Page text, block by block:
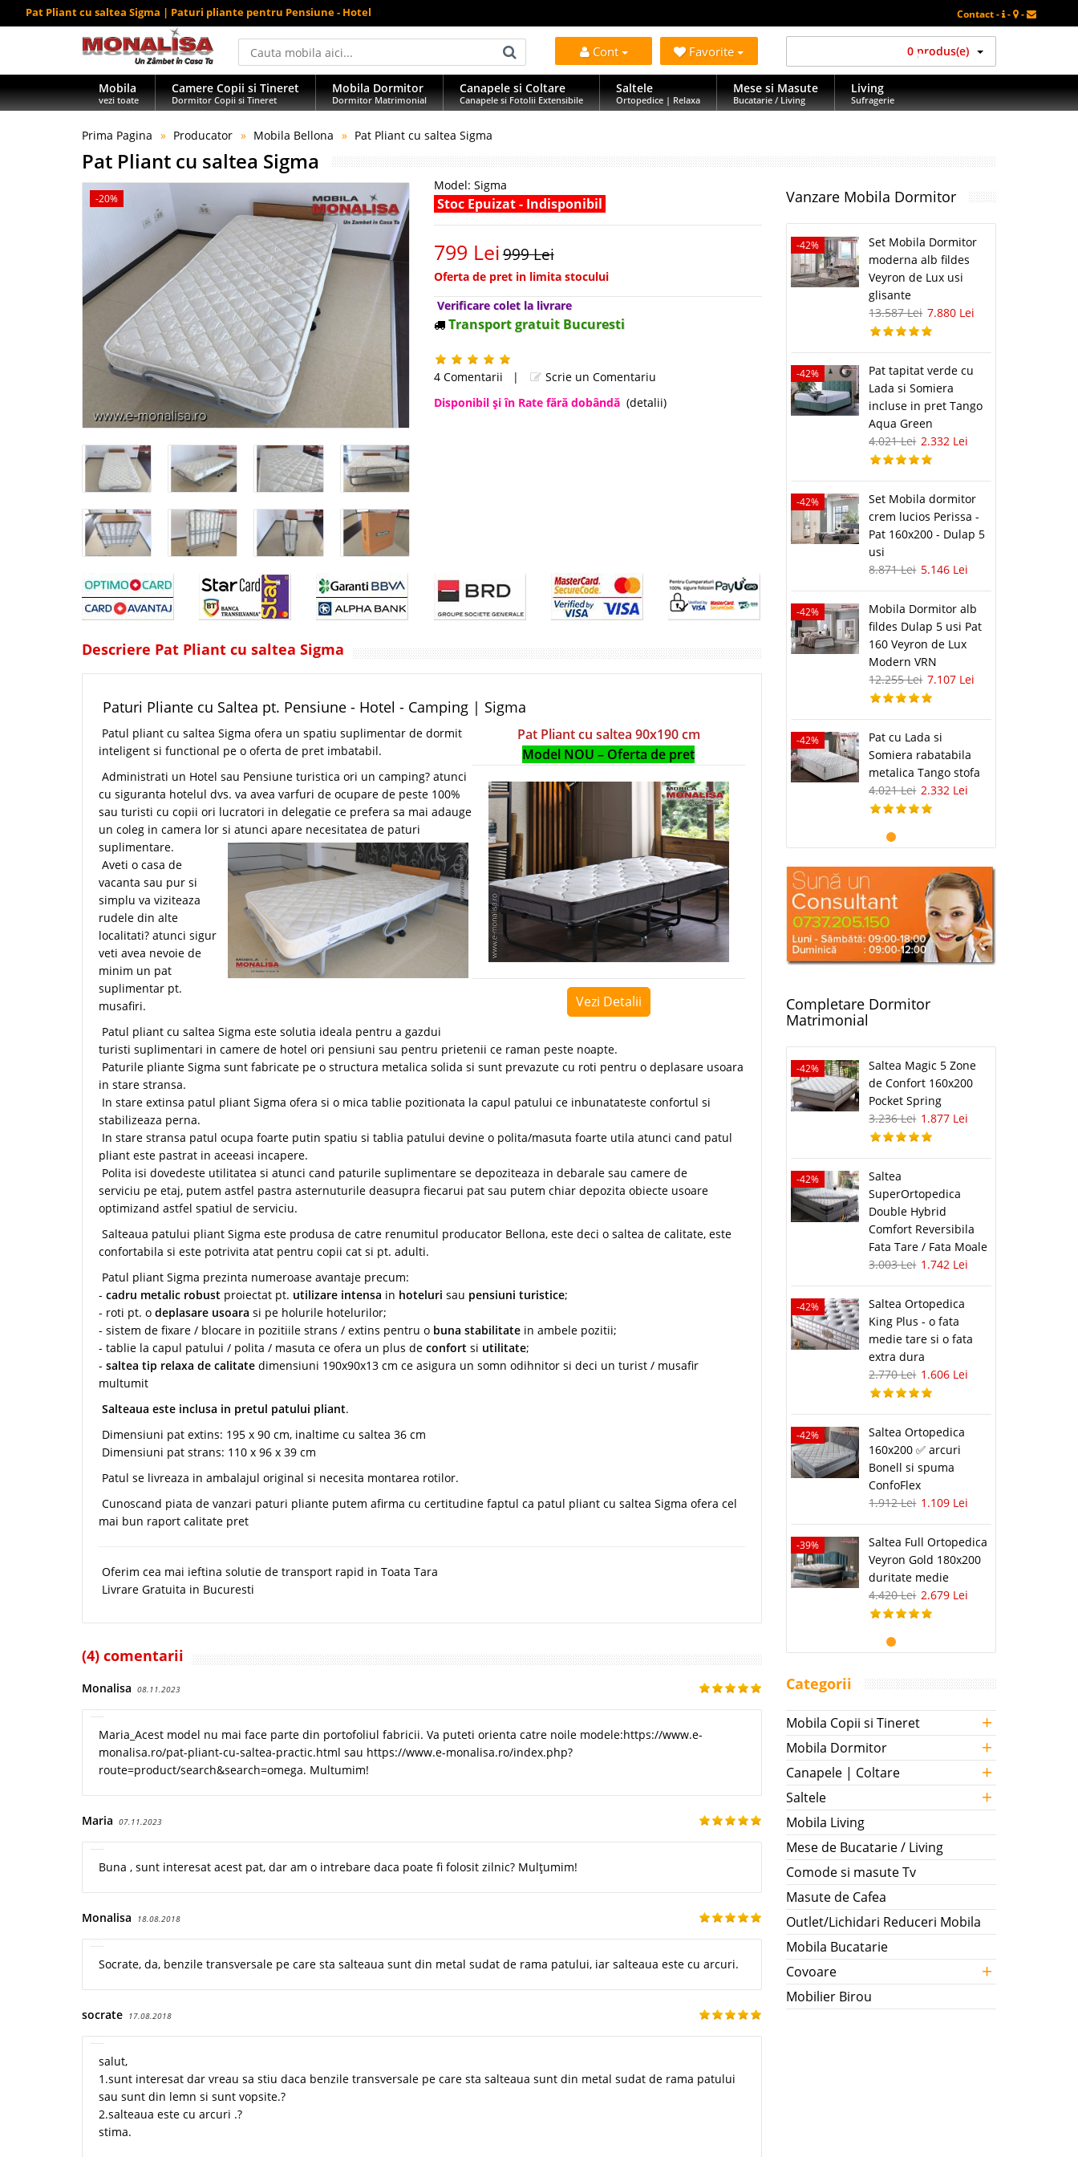
Pat Pliant cu saltea Sigma | Paturi pliante pentru Pensiune - Hotel Contact - - -
Cont Favorite 0 produs(e)
Mobila
vezi toate
Camere Copii si Tineret
Dormitor Copii si Tineret
Mobila Dormitor
Dormitor Matrimonial
Canapele si Coltare
Canapele si Fotolii Extensibile
Saltele
Ortopedice | Relaxa
Mese si Masute
Bucatarie / Living
Living
Sufragerie
Prima Pagina Producator Mobila Bellona Pat Pliant cu saltea Sigma
Pat Pliant cu saltea Sigma
-20%
Model: Sigma
Stoc Epuizat - Indisponibil
799 Lei999 Lei
Oferta de pret in limita stocului
Verificare colet la livrare
Transport gratuit Bucuresti
4 Comentarii |
Scrie un Comentariu
Disponibil şi în Rate fără dobândă (detalii)
Descriere Pat Pliant cu saltea Sigma
Paturi Pliante cu Saltea pt. Pensiune - Hotel - Camping | Sigma
Pat Pliant cu saltea 90x190 cm
Model NOU – Oferta de pret
Vezi Detalii
Patul pliant cu saltea Sigma ofera un spatiu suplimentar de dormit
inteligent si functional pe o oferta de pret imbatabil.
Administrati un Hotel sau Pensiune turistica ori un camping? atunci
cu siguranta hotelul dvs. va avea varfuri de ocupare de peste 100%
sau turisti cu copii ori lucratori in delegatie ce prefera sa mai adauge
un coleg in camera lor si atunci apare necesitatea de paturi
suplimentare.
Aveti o casa de
vacanta sau pur si
simplu va viziteaza
rudele din alte
localitati? atunci sigur
veti avea nevoie de
minim un pat
suplimentar pt.
musafiri.
Patul pliant cu saltea Sigma este solutia ideala pentru a gazdui
turisti suplimentari in camere de hotel ori pensiuni sau pentru prietenii ce raman peste noapte.
Paturile pliante Sigma sunt fabricate pe o structura metalica solida si sunt prevazute cu roti pentru o deplasare usoara
in stare stransa.
In stare extinsa patul pliant Sigma ofera si o mica tablie pozitionata la capul patului ce inbunatateste confortul si
stabilizeaza perna.
In stare stransa patul ocupa foarte putin spatiu si tablia patului devine o polita/masuta foarte utila atunci cand patul
pliant este pastrat in aceeasi incapere.
Polita isi dovedeste utilitatea si atunci cand paturile suplimentare se depoziteaza in debarale sau camere de
serviciu pe etaj, putem astfel pastra asternuturile deasupra fiecarui pat sau putem chiar depozita obiecte usoare
optimizand astfel spatiul de serviciu.
Salteaua patului pliant Sigma este produsa de catre renumitul producator Bellona, este deci o saltea de calitate, este
confortabila si este potrivita atat pentru copii cat si pt. adulti.
Patul pliant Sigma prezinta numeroase avantaje precum:
- cadru metalic robust proiectat pt. utilizare intensa in hoteluri sau pensiuni turistice;
- roti pt. o deplasare usoara si pe holurile hotelurilor;
- sistem de fixare / blocare in pozitiile strans / extins pentru o buna stabilitate in ambele pozitii;
- tablie la capul patului / polita / masuta ce ofera un plus de confort si utilitate;
- saltea tip relaxa de calitate dimensiuni 190x90x13 cm ce asigura un somn odihnitor si deci un turist / musafir
multumit
Salteaua este inclusa in pretul patului pliant.
Dimensiuni pat extins: 195 x 90 cm, inaltime cu saltea 36 cm
Dimensiuni pat strans: 110 x 96 x 39 cm
Patul se livreaza in ambalajul original si necesita montarea rotilor.
Cunoscand piata de vanzari paturi pliante putem afirma cu certitudine faptul ca patul pliant cu saltea Sigma ofera cel
mai bun raport calitate pret
Oferim cea mai ieftina solutie de transport rapid in Toata Tara
Livrare Gratuita in Bucuresti
(4) comentarii
Monalisa 08.11.2023
Maria_Acest model nu mai face parte din portofoliul fabricii. Va puteti orienta catre noile modele:https://www.e-
monalisa.ro/pat-pliant-cu-saltea-practic.html sau https://www.e-monalisa.ro/index.php?
route=product/search&search=omega. Multumim!
Maria 07.11.2023
Buna , sunt interesat acest pat, dar am o intrebare daca poate fi folosit zilnic? Mulţumim!
Monalisa 18.08.2018
Socrate, da, benzile transversale pe care sta salteaua sunt din metal sudat de rama patului, iar salteaua este cu arcuri.
socrate 17.08.2018
salut,
1.sunt interesat dar vreau sa stiu daca benzile transversale pe care sta salteaua sunt din metal sudat de rama patului
sau sunt din lemn si sunt vopsite.?
2.salteaua este cu arcuri .?
stima.
Vanzare Mobila Dormitor
-42%
Set Mobila Dormitor
moderna alb fildes
Veyron de Lux usi
glisante
13.587 Lei 7.880 Lei
-42%
Pat tapitat verde cu
Lada si Somiera
incluse in pret Tango
Aqua Green
4.021 Lei 2.332 Lei
-42%
Set Mobila dormitor
crem lucios Perissa -
Pat 160x200 - Dulap 5
usi
8.871 Lei 5.146 Lei
-42%
Mobila Dormitor alb
fildes Dulap 5 usi Pat
160 Veyron de Lux
Modern VRN
12.255 Lei 7.107 Lei
-42%
Pat cu Lada si
Somiera rabatabila
metalica Tango stofa
4.021 Lei 2.332 Lei
Completare Dormitor
Matrimonial
-42%
Saltea Magic 5 Zone
de Confort 160x200
Pocket Spring
3.236 Lei 1.877 Lei
-42%
Saltea
SuperOrtopedica
Double Hybrid
Comfort Reversibila
Fata Tare / Fata Moale
3.003 Lei 1.742 Lei
-42%
Saltea Ortopedica
King Plus - o fata
medie tare si o fata
extra dura
2.770 Lei 1.606 Lei
-42%
Saltea Ortopedica
160x200 ✅ arcuri
Bonell si spuma
ConfoFlex
1.912 Lei 1.109 Lei
-39%
Saltea Full Ortopedica
Veyron Gold 180x200
duritate medie
4.420 Lei 2.679 Lei
Categorii
Mobila Copii si Tineret +
Mobila Dormitor +
Canapele | Coltare +
Saltele +
Mobila Living
Mese de Bucatarie / Living
Comode si masute Tv
Masute de Cafea
Outlet/Lichidari Reduceri Mobila
Mobila Bucatarie
Covoare
+
Mobilier Birou